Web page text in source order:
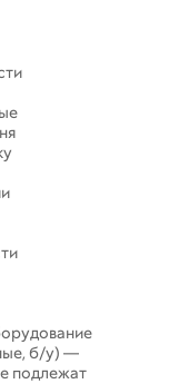
б/у) —
подлежат